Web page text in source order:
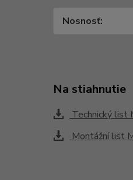
Nosnosť
Na stiahnutie
Technický list
Montážní list